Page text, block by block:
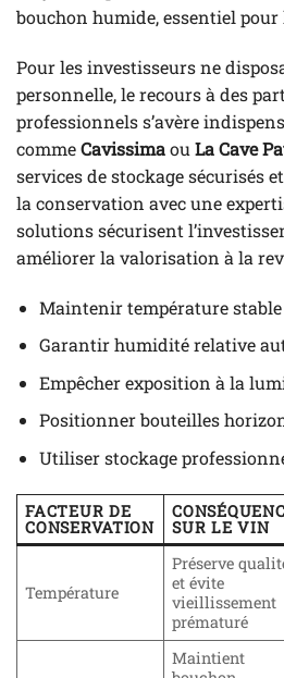
bouchon humide, essentiel
Pour les investisseurs ne
personnelle, le recours à des
professionnels s’avère
commeCavissimaou La Cave
services de stockage sécurisés
la conservation avec une
solutions sécurisent
améliorer la valorisation à la
Maintenir température stable
Garantir humidité relative
Empêcher exposition à la
Positionner bouteilles
Utiliser stockage
FACTEUR DE
CONSERVATION SUR LE VIN
Température
Préserve
et évite
vieillissement
prématuré
Maintient